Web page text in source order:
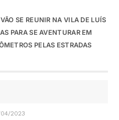
SE REUNIR NA VILA DE LUÍS
PARA SE AVENTURAR EM
PELAS ESTRADAS
04/2023